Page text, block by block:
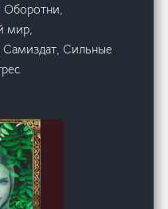
Оборотни,
мир,
Самиздат, Сильные